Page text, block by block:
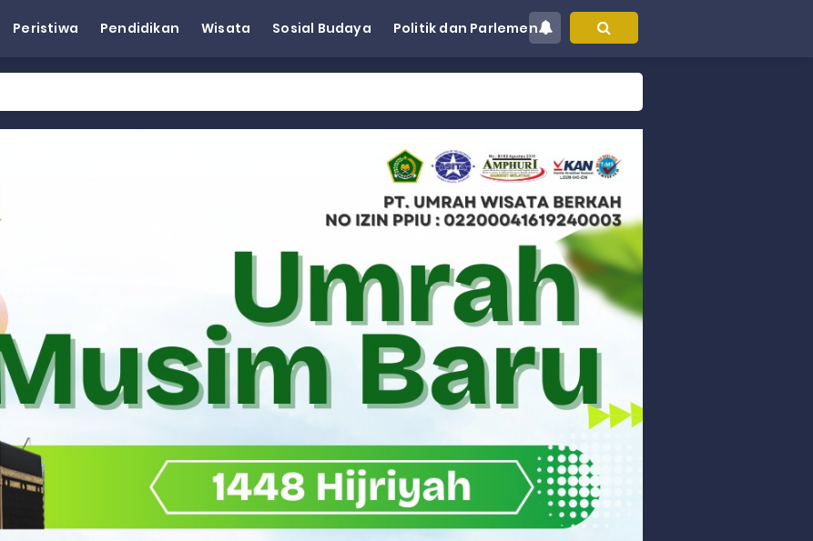
Peristiwa Pendidikan Wisata Sosial Budaya Politik dan Parlemen
Kapasitas Dai dan Akademisi
KARTA untuk Korban Banjir Bandang di Sumbar
Hadiri dan Berikan Arahan pada MTQ Nasional ke-50 Tingkat Kec. Sungai Limau
Sumbar Dorong Koperasi Jadi Motor Penggerak Ekonomi Rakyat
Keadilan, Rahmat Saleh Ajak Anak Muda Jadi Pemimpin Bangsa
Diduga Dibiarkan, Publik Pertanyakan Ketegasan Penegakan Hukum